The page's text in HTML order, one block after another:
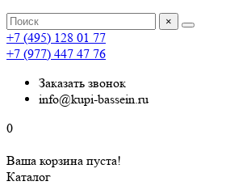
×
+7 (495) 128 01 77
+7 (977) 447 47 76
Заказать звонок
info@kupi-bassein.ru
0
Ваша корзина пуста!
Каталог